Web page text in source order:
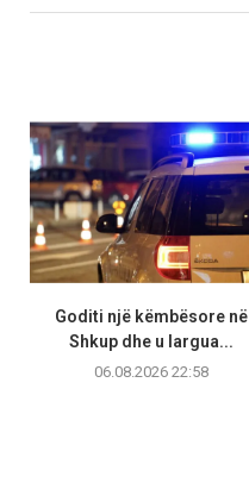
Goditi një këmbësore në
Shkup dhe u largua...
06.08.2026 22:58